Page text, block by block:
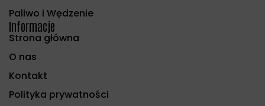
Paliwo i Wędzenie
Informacje
Strona główna
O nas
Kontakt
Polityka prywatności